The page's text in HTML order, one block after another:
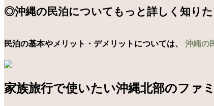
◎沖縄の民泊についてもっと詳しく知り
民泊の基本やメリット・デメリットについては、 沖縄の
家族旅行で使いたい沖縄北部のファ